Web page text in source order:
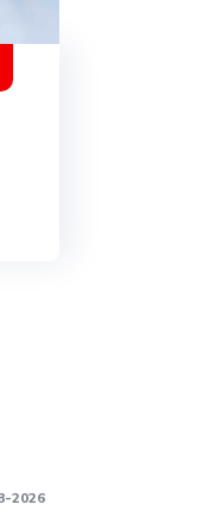
2026